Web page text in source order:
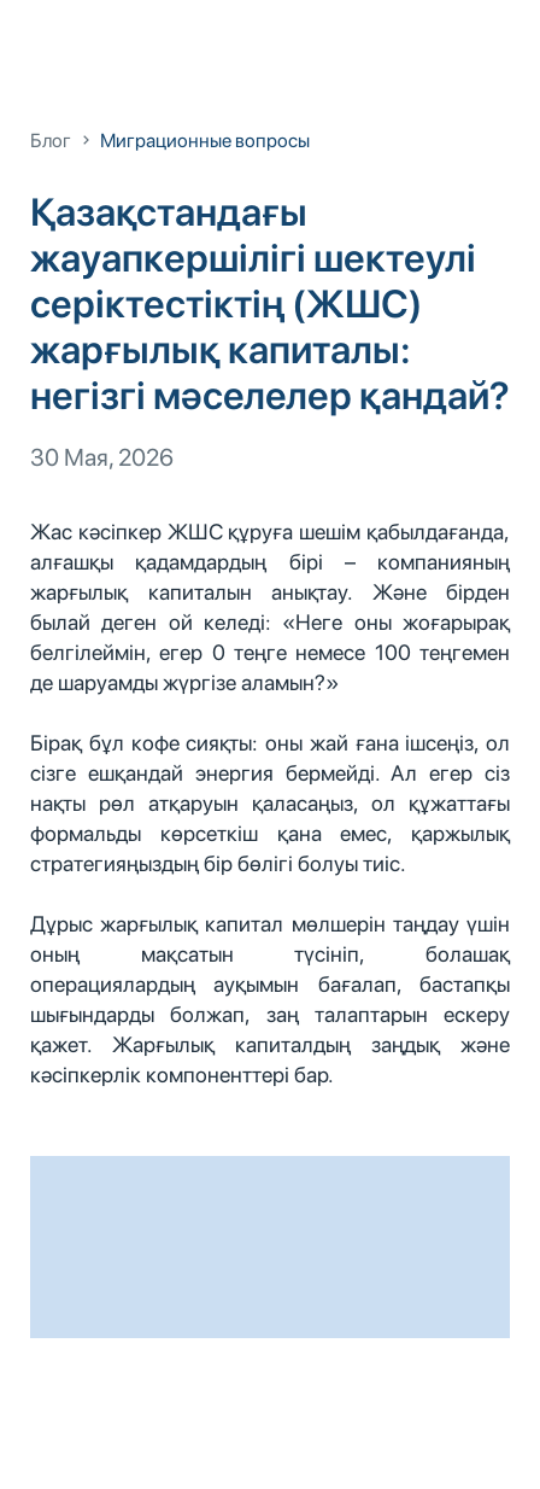
Блог Миграционные вопросы
Қазақстандағы
жауапкершілігі шектеулі
серіктестіктің (ЖШС)
жарғылық капиталы:
негізгі мәселелер қандай?
30 Мая, 2026
Жас кәсіпкер ЖШС құруға шешім қабылдағанда,
алғашқы қадамдардың бірі – компанияның
жарғылық капиталын анықтау. Және бірден
былай деген ой келеді: «Неге оны жоғарырақ
белгілеймін, егер 0 теңге немесе 100 теңгемен
де шаруамды жүргізе аламын?»
Бірақ бұл кофе сияқты: оны жай ғана ішсеңіз, ол
сізге ешқандай энергия бермейді. Ал егер сіз
нақты рөл атқаруын қаласаңыз, ол құжаттағы
формальды көрсеткіш қана емес, қаржылық
стратегияңыздың бір бөлігі болуы тиіс.
Дұрыс жарғылық капитал мөлшерін таңдау үшін
оның мақсатын түсініп, болашақ
операциялардың ауқымын бағалап, бастапқы
шығындарды болжап, заң талаптарын ескеру
қажет. Жарғылық капиталдың заңдық және
кәсіпкерлік компоненттері бар.